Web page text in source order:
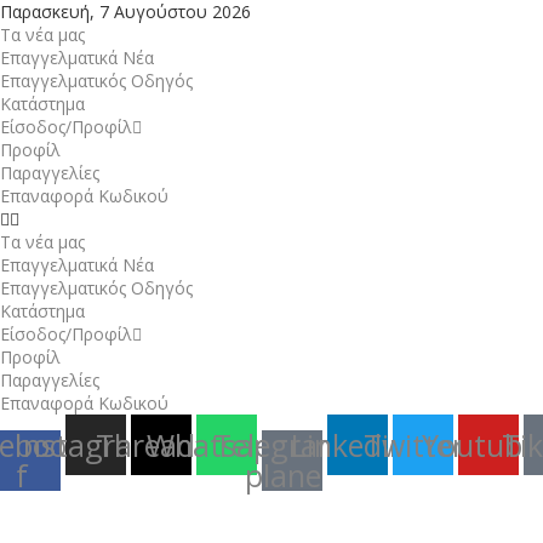
Παρασκευή, 7 Αυγούστου 2026
Τα νέα μας
Επαγγελματικά Νέα
Επαγγελματικός Οδηγός
Κατάστημα
Είσοδος/Προφίλ
Προφίλ
Παραγγελίες
Επαναφορά Κωδικού
Τα νέα μας
Επαγγελματικά Νέα
Επαγγελματικός Οδηγός
Κατάστημα
Είσοδος/Προφίλ
Προφίλ
Παραγγελίες
Επαναφορά Κωδικού
f
Instagram
Threads
Whatsapp
Telegram-
plane
LinkedinTwitterYoutube